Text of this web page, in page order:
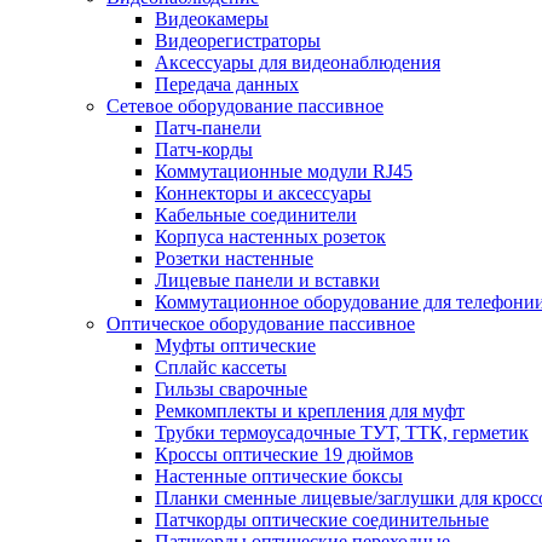
Видеокамеры
Видеорегистраторы
Аксессуары для видеонаблюдения
Передача данных
Сетевое оборудование пассивное
Патч-панели
Патч-корды
Коммутационные модули RJ45
Коннекторы и аксессуары
Кабельные соединители
Корпуса настенных розеток
Розетки настенные
Лицевые панели и вставки
Коммутационное оборудование для
Оптическое оборудование пассивное
Муфты оптические
Сплайс кассеты
Гильзы сварочные
Ремкомплекты и крепления для муфт
Трубки термоусадочные ТУТ, ТТК, герметик
Кроссы оптические 19 дюймов
Настенные оптические боксы
Планки сменные лицевые/заглушки для
Патчкорды оптические соединительные